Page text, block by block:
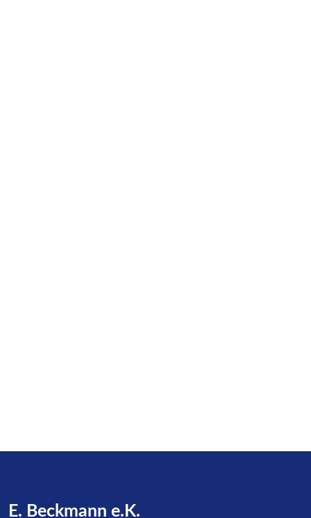
E. Beckmann e.K.